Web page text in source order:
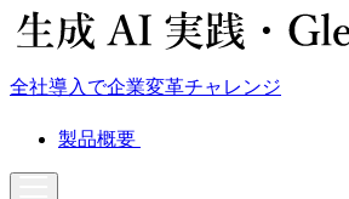
全社導入で企業変革チャレンジ
製品概要